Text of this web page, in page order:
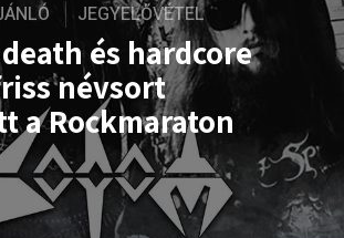
JEGYELŐVÉTEL
és hardcore
névsort
a Rockmaraton